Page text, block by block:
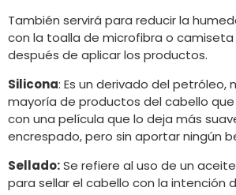
También servirá para reducir la
con la toalla de microfibra o
después de aplicar los productos.
Silicona: Es un derivado del petróleo,
mayoría de productos del cabello
con una película que lo deja más
encrespado, pero sin aportar ningún
Sellado:Se refiere al uso de un
para sellar el cabello con la intención